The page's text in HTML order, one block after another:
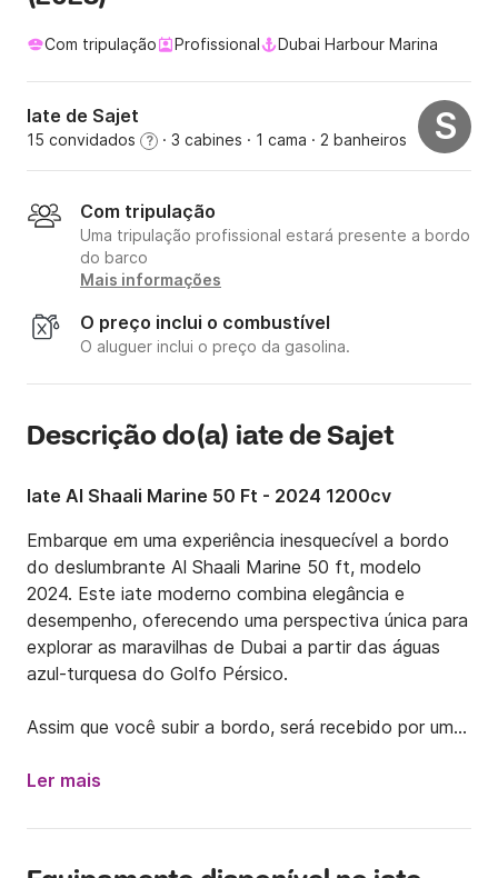
Com tripulação Profissional Dubai Harbour Marina
Iate de Sajet
15 convidados ? · 3 cabines · 1 cama · 2 banheiros S
Com tripulação
Uma tripulação profissional estará presente a bordo
do barco
Mais informações
O preço inclui o combustível
O aluguer inclui o preço da gasolina.
Descrição do(a) iate de Sajet
Iate Al Shaali Marine 50 Ft - 2024 1200cv
Embarque em uma experiência inesquecível a bordo
do deslumbrante Al Shaali Marine 50 ft, modelo
2024. Este iate moderno combina elegância e
desempenho, oferecendo uma perspectiva única para
explorar as maravilhas de Dubai a partir das águas
azul-turquesa do Golfo Pérsico.
Assim que você subir a bordo, será recebido por uma
espaços ao ar livre e um convés superior que
costa de Dubai, você se sentirá como se estivesse
Ler mais